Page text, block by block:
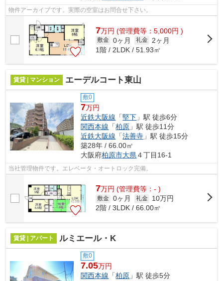
物件アーカイブです。実際の空室はお問合せ下さい。
7万円 (管理費等：5,000円 )
敷金 0ヶ月 礼金
2ヶ月
1階 / 2LDK / 51.93㎡
賃貸 | マンション エーデルコート東山
敷0
7万円
近鉄大阪線 「堅下 」駅 徒歩6分
関西本線 「柏原 」駅 徒歩11分
近鉄大阪線 「法善寺 」駅 徒歩15分
築28年 / 66.00㎡
大阪府柏原市大県 ４丁目16-1
当社管理物件です。エレベータ・オートロック完備。
7万円 (管理費等：- )
敷金 0ヶ月 礼金
10万円
2階 / 3LDK / 66.00㎡
賃貸 | アパート ルミエール・K
敷0
7.05万円
関西本線 「柏原 」駅 徒歩5分